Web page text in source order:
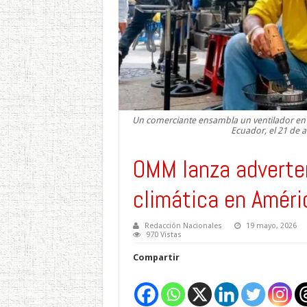
Un comerciante ensambla un ventilador
Ecuador, el 21 de
OMM lanza
climática en
Redacción Nacionales 19 mayo, 2026
970 Vistas
Compartir